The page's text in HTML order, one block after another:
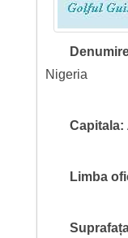
Nigeria
Capitala:
Limba